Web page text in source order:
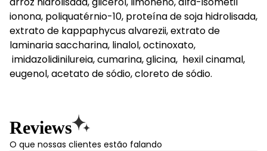
ionona, poliquatérnio-10, proteína de soja hidrolisada,
extrato de kappaphycus alvarezii, extrato de
laminaria saccharina, linalol, octinoxato,
imidazolidinilureia, cumarina, glicina, hexil cinamal,
eugenol, acetato de sódio, cloreto de sódio.
Reviews
O que nossas clientes estão falando